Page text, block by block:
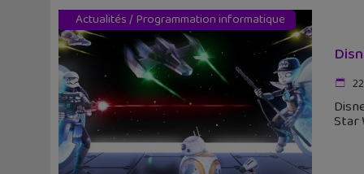
Actualités/ Programmation informatique
Star